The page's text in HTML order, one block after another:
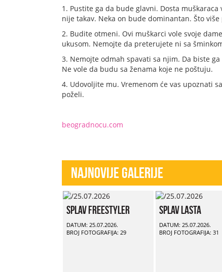
1. Pustite ga da bude glavni. Dosta
nije takav. Neka on bude dominantan. Što
2. Budite otmeni. Ovi muškarci vole svoje
ukusom. Nemojte da preterujete ni sa
3. Nemojte odmah spavati sa njim. Da biste
Ne vole da budu sa ženama koje ne poštuju.
4. Udovoljite mu. Vremenom će vas upoznati
poželi.
beogradnocu.com
Najnovije Galerije
Splav Freestyler
DATUM: 25.07.2026.
BROJ FOTOGRAFIJA: 29
Splav Lasta
DATUM: 25.07.2026.
BROJ FOTOGRAFIJA: 31